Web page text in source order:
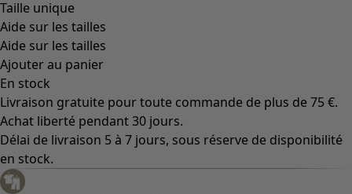
Taille unique
Aide sur les tailles
Aide sur les tailles
Ajouter au panier
En stock
Livraison gratuite pour toute commande de plus de 75 €.
Achat liberté pendant 30 jours.
Délai de livraison 5 à 7 jours, sous réserve de disponibilité
en stock.